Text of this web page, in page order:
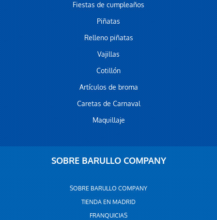
Fiestas de cumpleaños
Piñatas
Relleno piñatas
Vajillas
Cotillón
Artículos de broma
Caretas de Carnaval
Maquillaje
SOBRE BARULLO COMPANY
SOBRE BARULLO COMPANY
TIENDA EN MADRID
FRANQUICIAS